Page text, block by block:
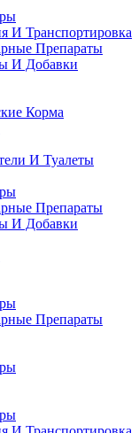
И Транспортировка
Препараты
И Добавки
Корма
И Туалеты
Препараты
И Добавки
Препараты